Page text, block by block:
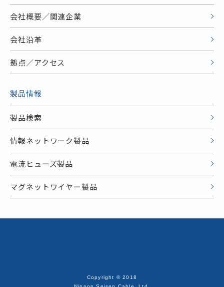
会社概要／関連企業
会社沿革
拠点／アクセス
製品情報
製品検索
情報ネットワーク製品
電流ヒューズ製品
マグネットワイヤー製品
Copyright © 2018